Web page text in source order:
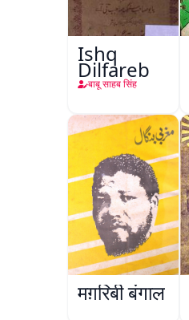
Ishq
Dilfareb
बाबू साहब सिंह
मग़रिबी बंगाल